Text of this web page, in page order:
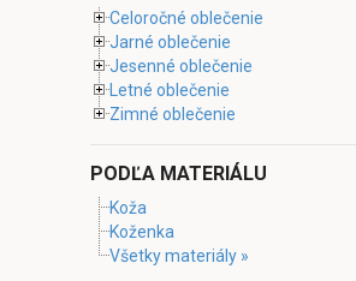
Celoročné oblečenie
Jarné oblečenie
Jesenné oblečenie
Letné oblečenie
Zimné oblečenie
PODĽA MATERIÁLU
Koža
Koženka
Všetky materiály »